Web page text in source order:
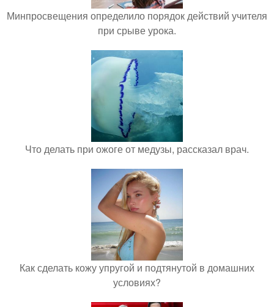
Минпросвещения определило порядок действий учителя
при срыве урока.
Что делать при ожоге от медузы, рассказал врач.
Как сделать кожу упругой и подтянутой в домашних
условиях?